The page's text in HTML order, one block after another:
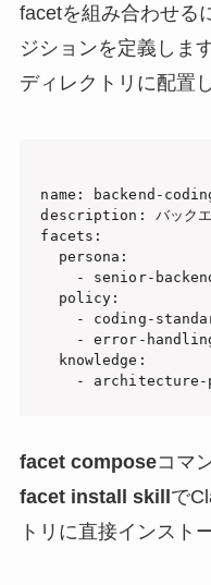
facetを組み合わせる
ジションを定義します
ディレクトリに配置
name: backend-
description: バックエ
facets:
  persona:
- senior-
  policy:
- coding-
- error-
  knowledge:
facet composeコマ
facet install skill で
トリに直接インスト